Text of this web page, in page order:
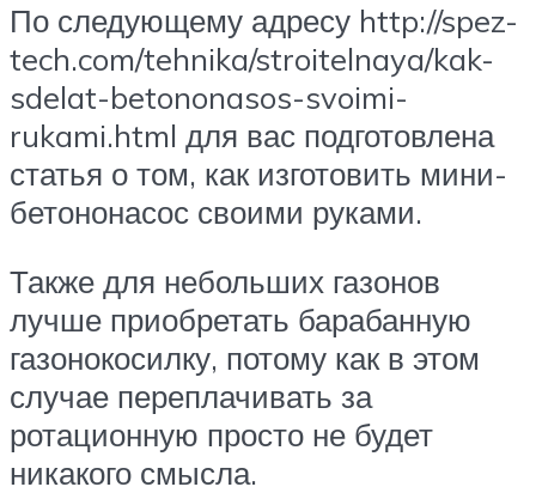
По следующему адресу http://spez-
tech.com/tehnika/stroitelnaya/kak-
sdelat-betononasos-svoimi-
rukami.html для вас подготовлена
статья о том, как изготовить мини-
бетононасос своими руками.
Также для небольших газонов
лучше приобретать барабанную
газонокосилку, потому как в этом
случае переплачивать за
ротационную просто не будет
никакого смысла.